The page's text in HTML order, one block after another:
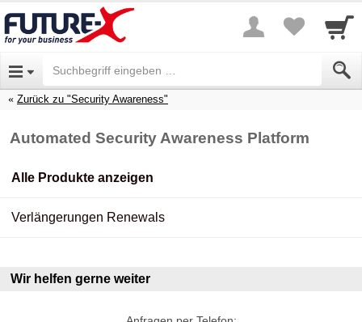
Zurück zu "Security Awareness"
Automated Security Awareness Platform
Alle Produkte anzeigen
Verlängerungen Renewals
Wir helfen gerne weiter